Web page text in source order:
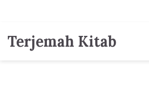
Terjemah Kitab